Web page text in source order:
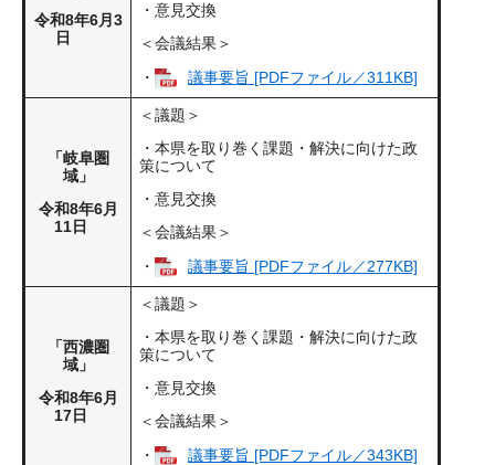
令和8年6月3
日
・意見交換
＜会議結果＞
・
議事要旨 [PDFファイル／311KB]
「岐阜圏
域」
令和8年6月
11日
＜議題＞
・本県を取り巻く課題・解決に向けた政
策について
・意見交換
＜会議結果＞
・
議事要旨 [PDFファイル／277KB]
「西濃圏
域」
令和8年6月
17日
＜議題＞
・本県を取り巻く課題・解決に向けた政
策について
・意見交換
＜会議結果＞
・
議事要旨 [PDFファイル／343KB]